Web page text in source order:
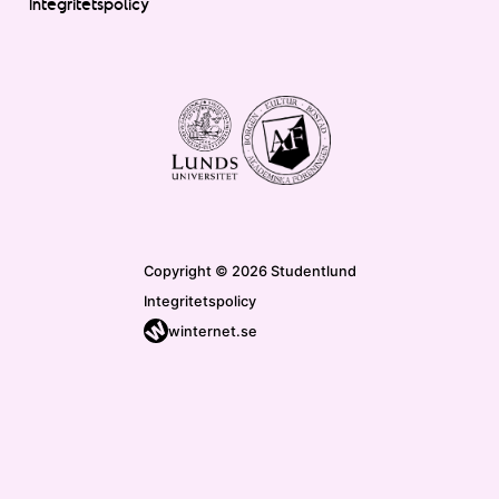
Copyright © 2026 Studentlund
Integritetspolicy
winternet.se